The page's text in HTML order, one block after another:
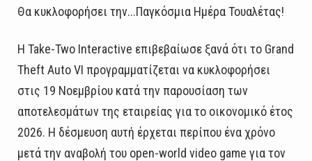
Θα κυκλοφορήσει την...Παγκόσμια Ημέρα Τουαλέτας!
Η Take-Two Interactive επιβεβαίωσε ξανά ότι το Grand
Theft Auto VI προγραμματίζεται να κυκλοφορήσει
στις 19 Νοεμβρίου κατά την παρουσίαση των
αποτελεσμάτων της εταιρείας για το οικονομικό έτος
2026. Η δέσμευση αυτή έρχεται περίπου ένα χρόνο
μετά την αναβολή του open-world video game για τον